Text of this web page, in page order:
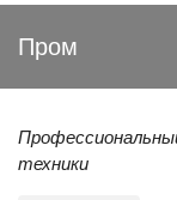
Пром
техники